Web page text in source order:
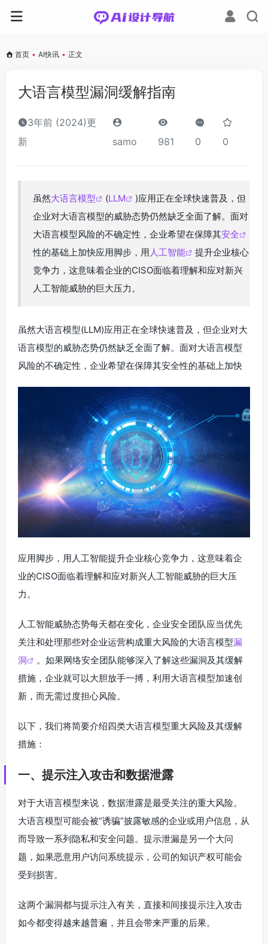
首页 • AI快讯 • 正文
大语言模型漏洞缓解指南
3年前 (2024)更
新
samo 981 0 0
虽然大语言模型 (LLM
)应用正在全球快速普及，但
企业对大语言模型的威胁态势仍然缺乏全面了解。面对
大语言模型风险的不确定性，企业希望在保障其安全
性的基础上加快应用脚步，用人工智能
提升企业核心
竞争力，这意味着企业的CISO面临着理解和应对新兴
人工智能威胁的巨大压力。
虽然大语言模型(LLM)应用正在全球快速普及，但企业对大
语言模型的威胁态势仍然缺乏全面了解。面对大语言模型
风险的不确定性，企业希望在保障其安全性的基础上加快
应用脚步，用人工智能提升企业核心竞争力，这意味着企
业的CISO面临着理解和应对新兴人工智能威胁的巨大压
力。
人工智能威胁态势每天都在变化，企业安全团队应当优先
关注和处理那些对企业运营构成重大风险的大语言模型漏
洞
。如果网络安全团队能够深入了解这些漏洞及其缓解
措施，企业就可以大胆放手一搏，利用大语言模型加速创
新，而无需过度担心风险。
以下，我们将简要介绍四类大语言模型重大风险及其缓解
措施：
一、提示注入攻击和数据泄露
对于大语言模型来说，数据泄露是最受关注的重大风险。
大语言模型可能会被“诱骗”披露敏感的企业或用户信息，从
而导致一系列隐私和安全问题。提示泄漏是另一个大问
题，如果恶意用户访问系统提示，公司的知识产权可能会
受到损害。
这两个漏洞都与提示注入有关，直接和间接提示注入攻击
如今都变得越来越普遍，并且会带来严重的后果。